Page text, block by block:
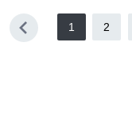
1 2